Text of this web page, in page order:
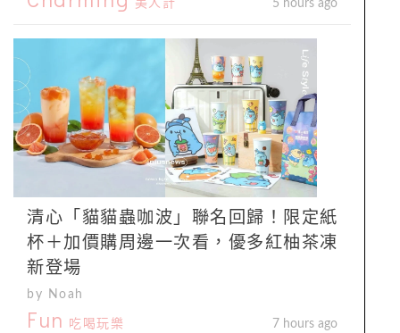
美人計 5 hours ago
清心「貓貓蟲咖波」聯名回歸！限定紙
杯＋加價購周邊一次看，優多紅柚茶凍
新登場
by Noah
Fun 吃喝玩樂 7 hours ago